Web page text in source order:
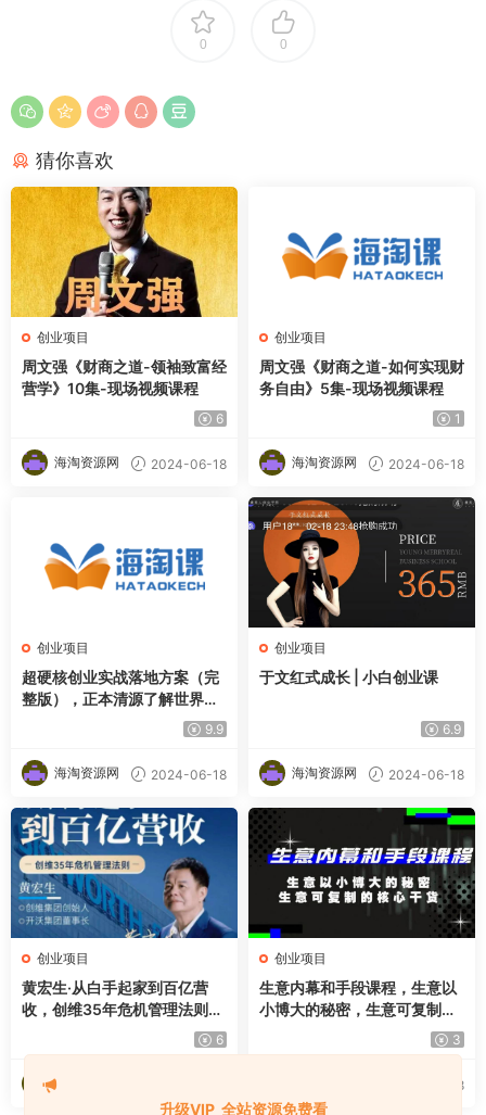
0 0
猜你喜欢
创业项目
周文强《财商之道-领袖致富经
营学》10集-现场视频课程
6
海淘资源网 2024-06-18
创业项目
周文强《财商之道-如何实现财
务自由》5集-现场视频课程
1
海淘资源网 2024-06-18
创业项目
超硬核创业实战落地方案（完
整版），正本清源了解世界本
9.9
海淘资源网 2024-06-18
创业项目
于文红式成长 | 小白创业课
6.9
海淘资源网 2024-06-18
创业项目
黄宏生·从白手起家到百亿营
收，创维35年危机管理法则幕
6
海淘资源网
创业项目
生意内幕和手段课程，生意以
小博大的秘密，生意可复制的
3
2024-06-18
升级VIP 全站资源免费看